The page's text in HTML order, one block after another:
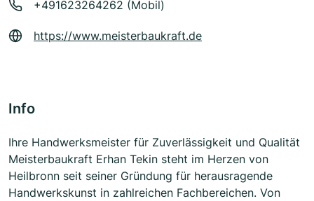
+491623264262 (Mobil)
https://www.meisterbaukraft.de
Info
Ihre Handwerksmeister für Zuverlässigkeit und Qualität
Meisterbaukraft Erhan Tekin steht im Herzen von
Heilbronn seit seiner Gründung für herausragende
Handwerkskunst in zahlreichen Fachbereichen. Von